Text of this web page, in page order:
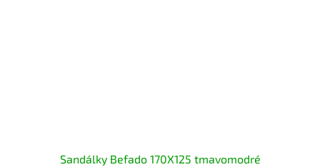
Sandálky Befado 170X125 tmavomodré